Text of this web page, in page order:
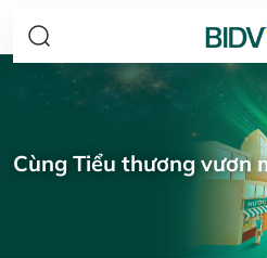
Cùng Tiểu thương vươn